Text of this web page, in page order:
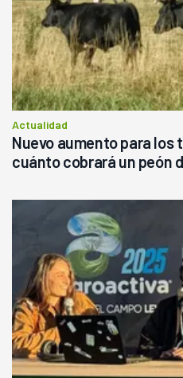
Actualidad
Nuevo aumento para los
cuánto cobrará un peón